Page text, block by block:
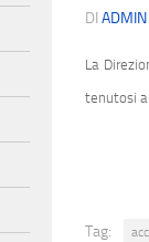
DI ADMIN
La
tenutosi a
Tag: